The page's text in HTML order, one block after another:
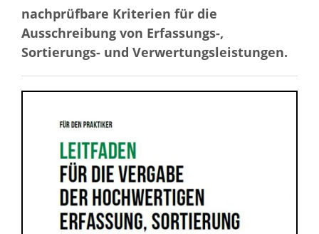
nachprüfbare Kriterien für die
Ausschreibung von Erfassungs-,
Sortierungs- und Verwertungsleistungen.